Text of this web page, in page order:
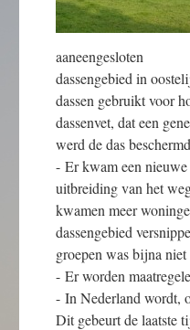
aaneengesloten
dassengebied in
dassen gebruikt voor
dassenvet, dat een
werd de das
- Er kwam een
uitbreiding van het
kwamen meer
dassengebied
groepen was bijna
- Er worden
- In Nederland wordt,
Dit gebeurt de laatste